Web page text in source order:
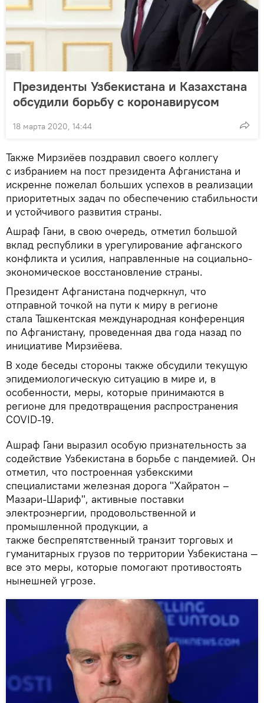
Президенты Узбекистана и Казахстана
обсудили борьбу с коронавирусом
18 марта 2020, 14:44
Также Мирзиёев поздравил своего коллегу
с избранием на пост президента Афганистана и
искренне пожелал больших успехов в реализации
приоритетных задач по обеспечению стабильности
и устойчивого развития страны.
Ашраф Гани, в свою очередь, отметил большой
вклад республики в урегулирование афганского
конфликта и усилия, направленные на социально-
экономическое восстановление страны.
Президент Афганистана подчеркнул, что
отправной точкой на пути к миру в регионе
стала Ташкентская международная конференция
по Афганистану, проведенная два года назад по
инициативе Мирзиёева.
В ходе беседы стороны также обсудили текущую
эпидемиологическую ситуацию в мире и, в
особенности, меры, которые принимаются в
регионе для предотвращения распространения
COVID-19.
Ашраф Гани выразил особую признательность за
содействие Узбекистана в борьбе с пандемией. Он
отметил, что построенная узбекскими
специалистами железная дорога "Хайратон –
Мазари-Шариф", активные поставки
электроэнергии, продовольственной и
промышленной продукции, а
также беспрепятственный транзит торговых и
гуманитарных грузов по территории Узбекистана —
все это меры, которые помогают противостоять
нынешней угрозе.